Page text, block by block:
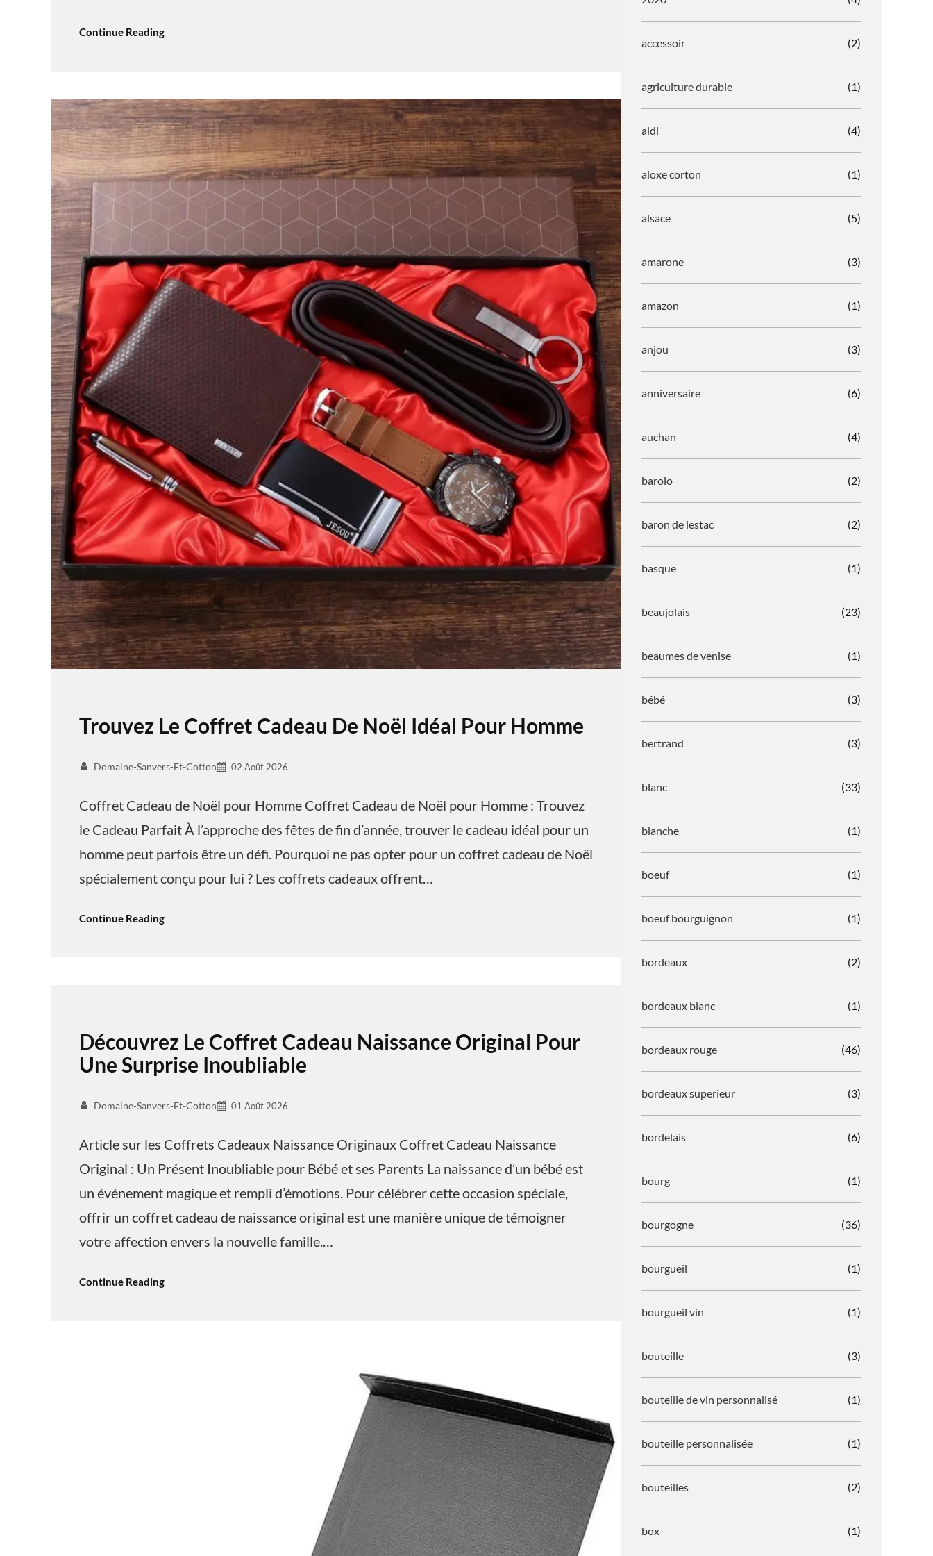
Continue Reading
Trouvez Le Coffret Cadeau De Noël Idéal Pour Homme
Domaine-Sanvers-Et-Cotton 02 Août 2026
Coffret Cadeau de Noël pour Homme Coffret Cadeau de Noël pour Homme : Trouvez
le Cadeau Parfait À l’approche des fêtes de fin d’année, trouver le cadeau idéal pour un
homme peut parfois être un défi. Pourquoi ne pas opter pour un coffret cadeau de Noël
spécialement conçu pour lui ? Les coffrets cadeaux offrent…
Continue Reading
Découvrez Le Coffret Cadeau Naissance Original Pour
Une Surprise Inoubliable
Domaine-Sanvers-Et-Cotton 01 Août 2026
Article sur les Coffrets Cadeaux Naissance Originaux Coffret Cadeau Naissance
Original : Un Présent Inoubliable pour Bébé et ses Parents La naissance d’un bébé est
un événement magique et rempli d’émotions. Pour célébrer cette occasion spéciale,
offrir un coffret cadeau de naissance original est une manière unique de témoigner
votre affection envers la nouvelle famille.…
Continue Reading
accessoir (2)
agriculture durable (1)
aldi (4)
aloxe corton (1)
alsace (5)
amarone (3)
amazon (1)
anjou (3)
anniversaire (6)
auchan (4)
barolo (2)
baron de lestac (2)
basque (1)
beaujolais (23)
beaumes de venise (1)
bébé (3)
bertrand (3)
blanc (33)
blanche (1)
boeuf (1)
boeuf bourguignon (1)
bordeaux (2)
bordeaux blanc (1)
bordeaux rouge (46)
bordeaux superieur (3)
bordelais (6)
bourg (1)
bourgogne (36)
bourgueil (1)
bourgueil vin (1)
bouteille (3)
bouteille de vin personnalisé (1)
bouteille personnalisée (1)
bouteilles (2)
box (1)